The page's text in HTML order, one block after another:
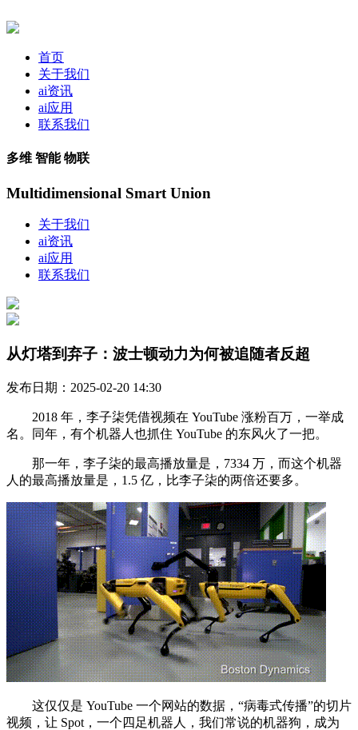
首页
关于我们
ai资讯
ai应用
联系我们
多维 智能 物联
Multidimensional Smart Union
关于我们
ai资讯
ai应用
联系我们
从灯塔到弃子：波士顿动力为何被追随者反超
发布日期：2025-02-20 14:30
2018 年，李子柒凭借视频在 YouTube 涨粉百万，一举成
名。同年，有个机器人也抓住 YouTube 的东风火了一把。
那一年，李子柒的最高播放量是，7334 万，而这个机器
人的最高播放量是，1.5 亿，比李子柒的两倍还要多。
这仅仅是 YouTube 一个网站的数据，“病毒式传播”的切片
视频，让 Spot，一个四足机器人，我们常说的机器狗，成为